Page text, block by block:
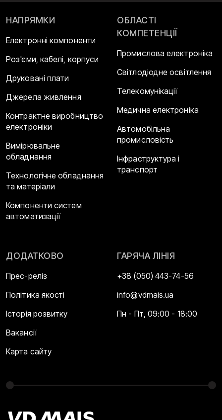
НАПРЯМКИ
Електронні компоненти
Роз'єми, кабелі, корпуси
Друковані плати
Джерела живлення
Контрактне виробництво
електроніки
Вимірювальне
обладнання
Технологічне обладнання
та матеріали
Компоненти систем
автоматизації
ОБЛАСТІ
КОМПЕТЕНЦІЇ
Промислова електроніка
Світлодіодне освітлення
Телекомунікації
Медична електроніка
Автомобільна
промисловість
Інфраструктура і
транспорт
ДОДАТКОВО
Прес-реліз
Політика якості
Історія розвитку
Вакансії
Карта сайту
ГАРЯЧА ЛІНІЯ
+38 (050) 443-74-56
info@vdmais.ua
Пн - Пт, 09:00 - 18:00